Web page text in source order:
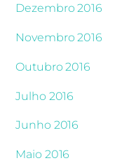
Dezembro 2016
Novembro 2016
Outubro 2016
Julho 2016
Junho 2016
Maio 2016